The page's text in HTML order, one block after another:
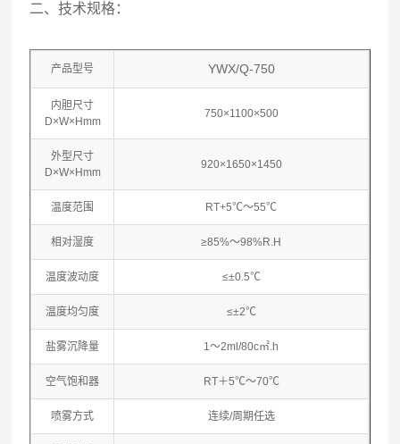
二、技术规格：
产品型号 YWX/Q-750
内胆尺寸
D×W×Hmm
750×1100×500
外型尺寸
D×W×Hmm
920×1650×1450
温度范围 RT+5℃～55℃
相对湿度 ≥85%～98%R.H
温度波动度 ≤±0.5℃
温度均匀度 ≤±2℃
盐雾沉降量 1～2ml/80c㎡.h
空气饱和器 RT＋5℃～70℃
喷雾方式 连续/周期任选